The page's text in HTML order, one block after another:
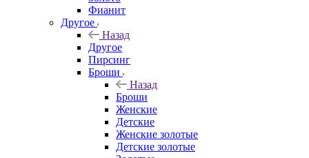
Фианит
Другое
Назад
Другое
Пирсинг
Броши
Назад
Броши
Женские
Детские
Женские золотые
Детские золотые